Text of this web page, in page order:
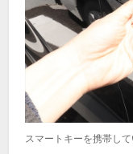
スマートキーを携帯し